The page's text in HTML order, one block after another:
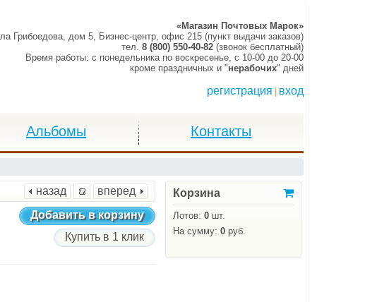
«Магазин Почтовых Марок»
Грибоедова, дом 5, Бизнес-центр, офис 215 (пункт выдачи заказов)
тел. 8 (800) 550-40-82 (звонок бесплатный)
Время работы: c понедельника по воскресенье, c 10-00 до 20-00
кроме праздничных и "нерабочих" дней
регистрация вход
Альбомы Контакты
Корзина
Лотов:0 шт.
На сумму:0 руб.
назад вперед
Добавить в корзину
Купить в 1 клик